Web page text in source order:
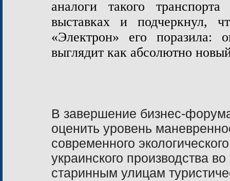
аналоги такого
выставках и подчеркнул,
«Электрон» его поразила:
выглядит как абсолютно
В завершение бизнес-
оценить уровень
современного
украинского производства
старинным улицам